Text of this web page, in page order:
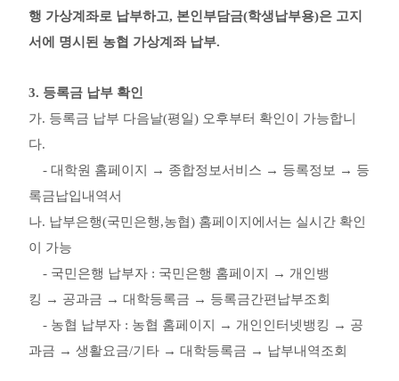
행 가상계좌로 납부하고, 본인부담금(학생납부용)은 고지
서에 명시된 농협 가상계좌 납부.
3. 등록금 납부 확인
가. 등록금 납부 다음날(평일) 오후부터 확인이 가능합니
다.
- 대학원 홈페이지 → 종합정보서비스 → 등록정보 → 등
록금납입내역서
나. 납부은행(국민은행,농협) 홈페이지에서는 실시간 확인
이 가능
- 국민은행 납부자 : 국민은행 홈페이지 → 개인뱅
킹 → 공과금 → 대학등록금 → 등록금간편납부조회
- 농협 납부자 : 농협 홈페이지 → 개인인터넷뱅킹 → 공
과금 → 생활요금/기타 → 대학등록금 → 납부내역조회